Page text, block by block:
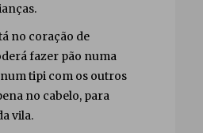
no coração de
fazer pão numa
tipi com os outros
no cabelo, para
vila.